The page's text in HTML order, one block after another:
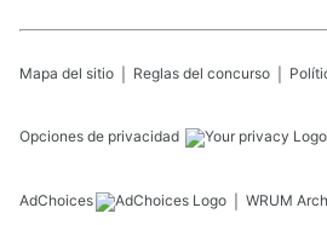
Mapa del sitio Reglas del concurso
Opciones de privacidad
AdChoices WRUM